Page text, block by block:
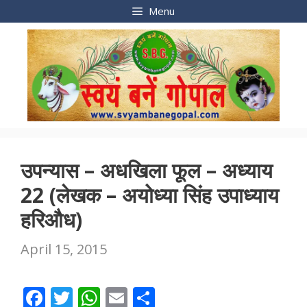
content
Menu
उपन्यास – अधखिला फूल – अध्याय
22 (लेखक – अयोध्या सिंह उपाध्याय
हरिऔध)
April 15, 2015
F T W E